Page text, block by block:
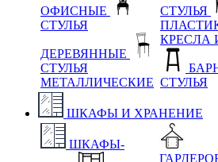
ОФИСНЫЕ
СТУЛЬЯ
ДЕРЕВЯННЫЕ
СТУЛЬЯ
МЕТАЛЛИЧЕСКИЕ
СТУЛЬЯ
КРЕСЛА
СТУЛЬЯ
ШКАФЫ И ХРАНЕНИЕ
ШКАФЫ-